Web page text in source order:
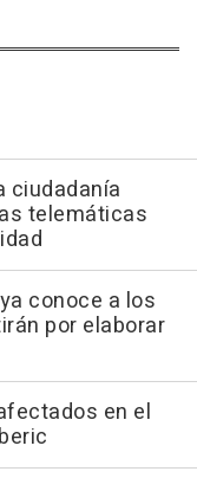
ciudadanía
telemáticas
conoce a los
por elaborar
en el